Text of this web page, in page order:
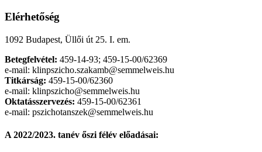
Elérhetőség
1092 Budapest, Üllői út 25. I. em.
Betegfelvétel: 459-14-93; 459-15-00/62369
e-mail: klinpszicho.szakamb@semmelweis.hu
Titkárság: 459-15-00/62360
e-mail: klinpszicho@semmelweis.hu
Oktatásszervezés: 459-15-00/62361
e-mail: pszichotanszek@semmelweis.hu
A 2022/2023. tanév őszi félév előadásai: